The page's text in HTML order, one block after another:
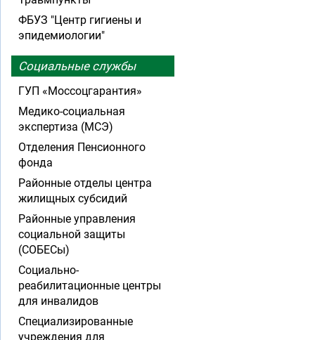
ФБУЗ "Центр гигиены и
эпидемиологии"
Социальные службы
ГУП «Моссоцгарантия»
Медико-социальная
экспертиза (МСЭ)
Отделения Пенсионного
фонда
Районные отделы центра
жилищных субсидий
Районные управления
социальной защиты
(СОБЕСы)
Социально-
реабилитационные центры
для инвалидов
Специализированные
учреждения для